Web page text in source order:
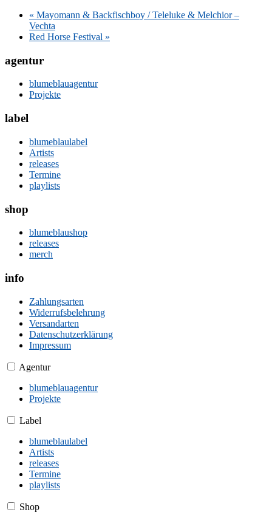
« Mayomann & Backfischboy / Teleluke & Melchior –
Vechta
Red Horse Festival »
agentur
blumeblauagentur
Projekte
label
blumeblaulabel
Artists
releases
Termine
playlists
shop
blumeblaushop
releases
merch
info
Zahlungsarten
Widerrufsbelehrung
Versandarten
Datenschutzerklärung
Impressum
Agentur
blumeblauagentur
Projekte
Label
blumeblaulabel
Artists
releases
Termine
playlists
Shop